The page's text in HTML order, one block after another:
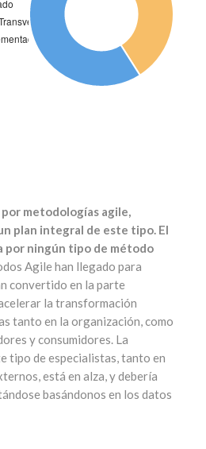
por metodologías agile,
plan integral de este tipo. El
por ningún tipo de método
Agile han llegado para
convertido en la parte
la transformación
tanto en la organización, como
y consumidores. La
tipo de especialistas, tanto en
está en alza, y debería
basándonos en los datos